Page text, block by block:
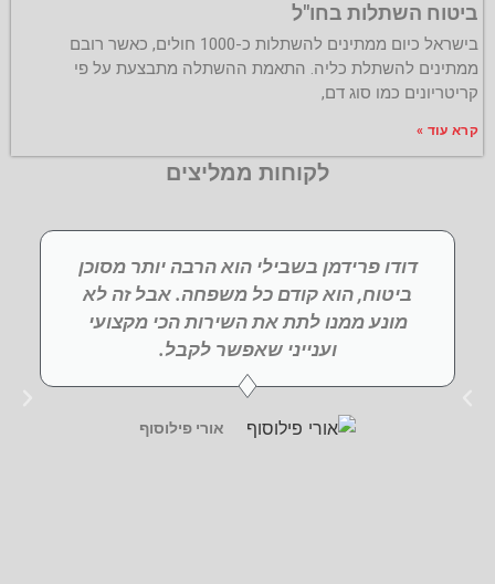
ביטוח השתלות בחו"ל
בישראל כיום ממתינים להשתלות כ-1000 חולים, כאשר רובם
ממתינים להשתלת כליה. התאמת ההשתלה מתבצעת על פי
קריטריונים כמו סוג דם,
קרא עוד »
לקוחות ממליצים
דודו פרידמן בשבילי הוא הרבה יותר מסוכן
ביטוח, הוא קודם כל משפחה. אבל זה לא
מונע ממנו לתת את השירות הכי מקצועי
וענייני שאפשר לקבל.
אורי פילוסוף